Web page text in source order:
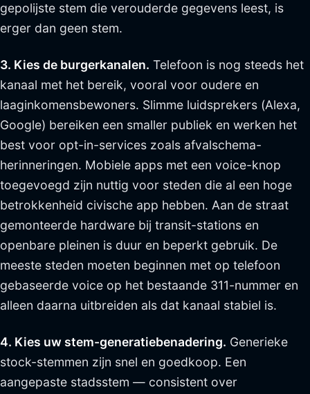
gepolijste stem die verouderde gegevens leest, is
erger dan geen stem.
3. Kies de burgerkanalen. Telefoon is nog steeds het
kanaal met het bereik, vooral voor oudere en
laaginkomensbewoners. Slimme luidsprekers (Alexa,
Google) bereiken een smaller publiek en werken het
best voor opt-in-services zoals afvalschema-
herinneringen. Mobiele apps met een voice-knop
toegevoegd zijn nuttig voor steden die al een hoge
betrokkenheid civische app hebben. Aan de straat
gemonteerde hardware bij transit-stations en
openbare pleinen is duur en beperkt gebruik. De
meeste steden moeten beginnen met op telefoon
gebaseerde voice op het bestaande 311-nummer en
alleen daarna uitbreiden als dat kanaal stabiel is.
4. Kies uw stem-generatiebenadering. Generieke
stock-stemmen zijn snel en goedkoop. Een
aangepaste stadsstem — consistent over